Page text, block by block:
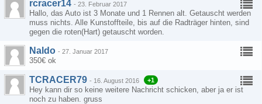
rcracer14 - 23. Februar 2017
Hallo, das Auto ist 3 Monate und 1 Rennen alt. Getauscht werden
muss nichts. Alle Kunstoffteile, bis auf die Radträger hinten, sind
gegen die roten(Hart) getauscht worden.
Naldo - 27. Januar 2017
350€ ok
TCRACER79 - 16. August 2016 +1
Hey kann dir so keine weitere Nachricht schicken, aber ja er ist
noch zu haben. gruss